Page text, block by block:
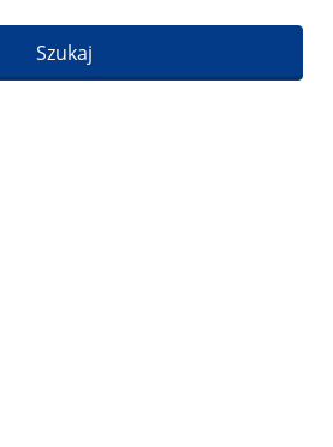
Szukaj